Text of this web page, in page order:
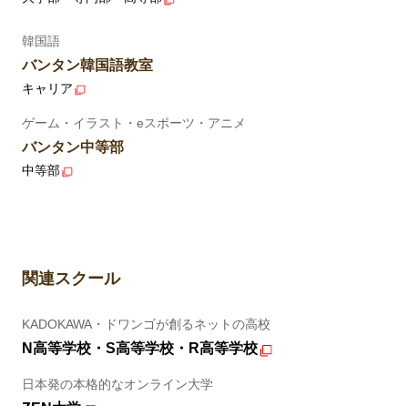
韓国語
バンタン韓国語教室
キャリア
ゲーム・イラスト・eスポーツ・アニメ
バンタン中等部
中等部
関連スクール
KADOKAWA・ドワンゴが創るネットの高校
N高等学校・S高等学校・R高等学校
日本発の本格的なオンライン大学